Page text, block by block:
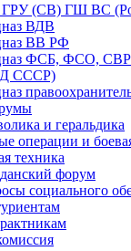
(СВ) ГШ ВС
ВДВ
ВВ РФ
ФСБ, ФСО,
СССР)
и геральдика
операции и
техника
форум
социального